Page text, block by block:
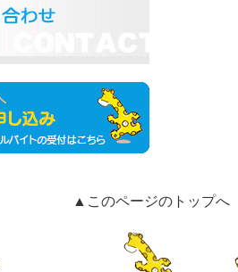
▲このページのトップへ